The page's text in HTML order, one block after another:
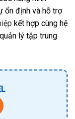
ổn định và hỗ trợ
kết hợp cùng hệ
lý tập trung